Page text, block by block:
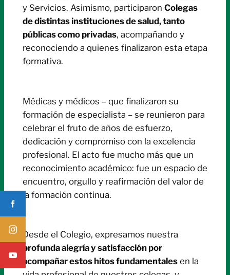
y Servicios. Asimismo, participaron Colegas
de distintas instituciones de salud, tanto
públicas como privadas, acompañando y
reconociendo a quienes finalizaron esta etapa
formativa.
Médicas y médicos – que finalizaron su
formación de especialista – se reunieron para
celebrar el fruto de años de esfuerzo,
dedicación y compromiso con la excelencia
profesional. El acto fue mucho más que un
reconocimiento académico: fue un espacio de
encuentro, orgullo y reafirmación del valor de
la formación continua.
Desde el Colegio, expresamos nuestra
profunda alegría y satisfacción por
acompañar estos hitos fundamentales en la